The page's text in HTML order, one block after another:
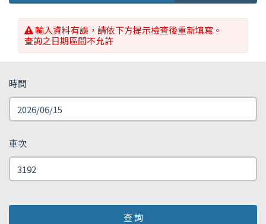
輸入資料有誤，請依下方提示檢查後重新填寫。
查詢之日期區間不允許
時間
車次
查 詢